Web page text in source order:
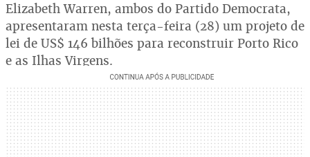
Elizabeth Warren, ambos do Partido Democrata,
apresentaram nesta terça-feira (28) um projeto de
lei de US$ 146 bilhões para reconstruir Porto Rico
e as Ilhas Virgens.